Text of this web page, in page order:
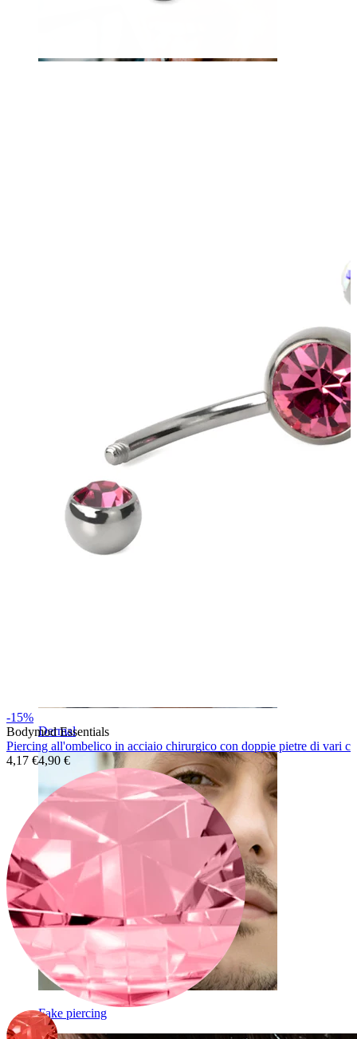
Dermal
Fake piercing
-15%
Bodymod Essentials
Piercing all'ombelico in acciaio chirurgico con doppie pietre di vari
4,17 €4,90 €